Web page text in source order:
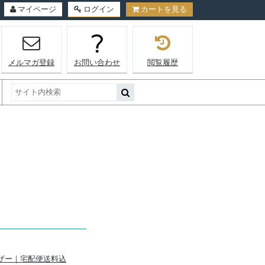
マイページ ログイン カートを見る
メルマガ登録 お問い合わせ 閲覧履歴
ー｜宅配便送料込